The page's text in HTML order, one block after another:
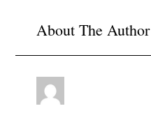
About The Author